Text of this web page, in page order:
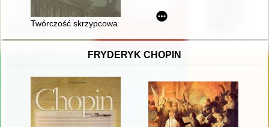
Twórczość skrzypcowa Karola Lipińskiego - konglomerat
FRYDERYK CHOPIN